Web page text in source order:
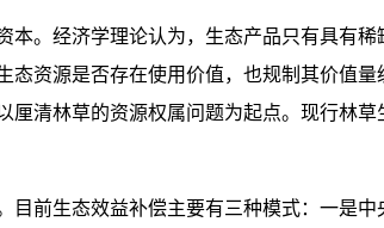
。经济学理论认为，生态产品只有具有
资源是否存在使用价值，也规制其价值量
清林草的资源权属问题为起点。现行林草
前生态效益补偿主要有三种模式：一是